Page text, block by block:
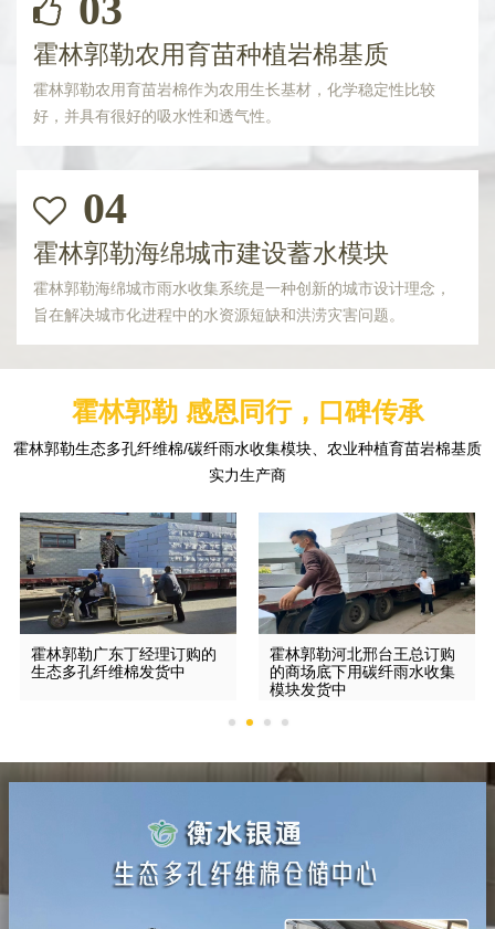
霍林郭勒农用育苗种植岩棉基质
霍林郭勒农用育苗岩棉作为农用生长基材，化学稳定性比较
好，并具有很好的吸水性和透气性。
04
霍林郭勒海绵城市建设蓄水模块
霍林郭勒海绵城市雨水收集系统是一种创新的城市设计理念，
旨在解决城市化进程中的水资源短缺和洪涝灾害问题。
霍林郭勒 感恩同行，口碑传承
霍林郭勒生态多孔纤维棉/碳纤雨水收集模块、农业种植育苗岩棉基质
实力生产商
霍林郭勒广东丁经理订购的
生态多孔纤维棉发货中
霍林郭勒河北邢台王总订购
的商场底下用碳纤雨水收集
模块发货中